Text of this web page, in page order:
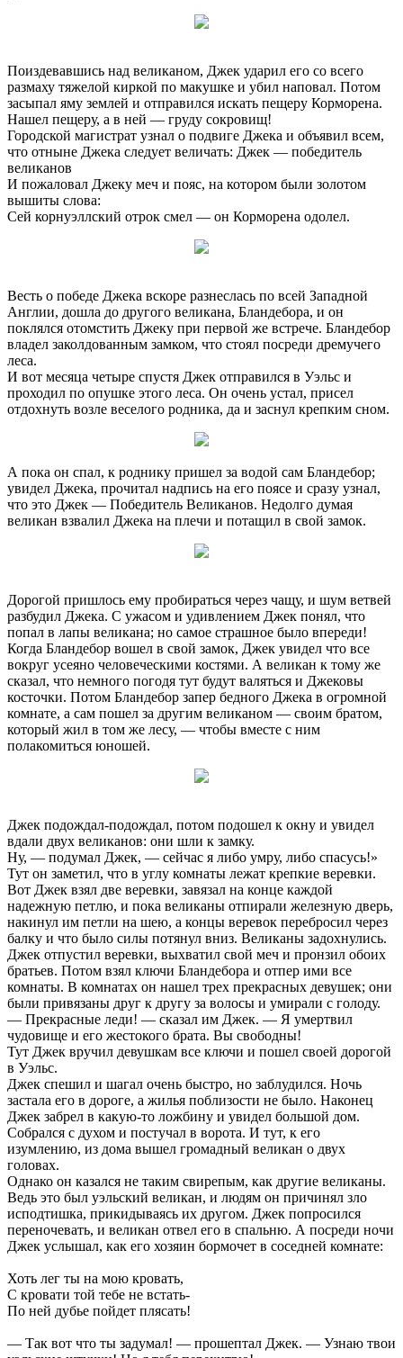
Поиздевавшись над великаном, Джек ударил его со всего
размаху тяжелой киркой по макушке и убил наповал. Потом
засыпал яму землей и отправился искать пещеру Корморена.
Нашел пещеру, а в ней — груду сокровищ!
Городской магистрат узнал о подвиге Джека и объявил всем,
что отныне Джека следует величать: Джек — победитель
великанов
И пожаловал Джеку меч и пояс, на котором были золотом
вышиты слова:
Сей корнуэллский отрок смел — он Корморена одолел.
Весть о победе Джека вскоре разнеслась по всей Западной
Англии, дошла до другого великана, Бландебора, и он
поклялся отомстить Джеку при первой же встрече. Бландебор
владел заколдованным замком, что стоял посреди дремучего
леса.
И вот месяца четыре спустя Джек отправился в Уэльс и
проходил по опушке этого леса. Он очень устал, присел
отдохнуть возле веселого родника, да и заснул крепким сном.
А пока он спал, к роднику пришел за водой сам Бландебор;
увидел Джека, прочитал надпись на его поясе и сразу узнал,
что это Джек — Победитель Великанов. Недолго думая
великан взвалил Джека на плечи и потащил в свой замок.
Дорогой пришлось ему пробираться через чащу, и шум ветвей
разбудил Джека. С ужасом и удивлением Джек понял, что
попал в лапы великана; но самое страшное было впереди!
Когда Бландебор вошел в свой замок, Джек увидел что все
вокруг усеяно человеческими костями. А великан к тому же
сказал, что немного погодя тут будут валяться и Джековы
косточки. Потом Бландебор запер бедного Джека в огромной
комнате, а сам пошел за другим великаном — своим братом,
который жил в том же лесу, — чтобы вместе с ним
полакомиться юношей.
Джек подождал-подождал, потом подошел к окну и увидел
вдали двух великанов: они шли к замку.
Ну, — подумал Джек, — сейчас я либо умру, либо спасусь!»
Тут он заметил, что в углу комнаты лежат крепкие веревки.
Вот Джек взял две веревки, завязал на конце каждой
надежную петлю, и пока великаны отпирали железную дверь,
накинул им петли на шею, а концы веревок перебросил через
балку и что было силы потянул вниз. Великаны задохнулись.
Джек отпустил веревки, выхватил свой меч и пронзил обоих
братьев. Потом взял ключи Бландебора и отпер ими все
комнаты. В комнатах он нашел трех прекрасных девушек; они
были привязаны друг к другу за волосы и умирали с голоду.
— Прекрасные леди! — сказал им Джек. — Я умертвил
чудовище и его жестокого брата. Вы свободны!
Тут Джек вручил девушкам все ключи и пошел своей дорогой
в Уэльс.
Джек спешил и шагал очень быстро, но заблудился. Ночь
застала его в дороге, а жилья поблизости не было. Наконец
Джек забрел в какую-то ложбину и увидел большой дом.
Собрался с духом и постучал в ворота. И тут, к его
изумлению, из дома вышел громадный великан о двух
головах.
Однако он казался не таким свирепым, как другие великаны.
Ведь это был уэльский великан, и людям он причинял зло
исподтишка, прикидываясь их другом. Джек попросился
переночевать, и великан отвел его в спальню. А посреди ночи
Джек услышал, как его хозяин бормочет в соседней комнате:
Хоть лег ты на мою кровать,
С кровати той тебе не встать-
По ней дубье пойдет плясать!
— Так вот что ты задумал! — прошептал Джек. — Узнаю твои